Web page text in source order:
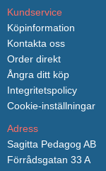
Kundservice
Köpinformation
Kontakta oss
Order direkt
Ångra ditt köp
Integritetspolicy
Cookie-inställningar
Adress
Sagitta Pedagog AB
Förrådsgatan 33 A